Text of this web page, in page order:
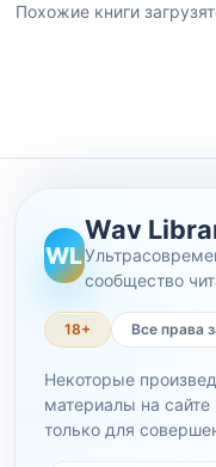
Похожие книги
WL
Wav
сообщество
18+ Все права
Некоторые
материалы на
только для